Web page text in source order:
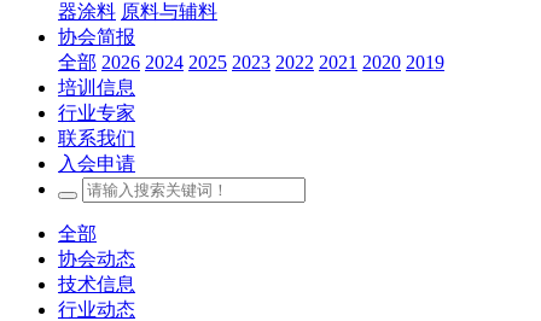
器涂料 原料与辅料
协会简报
全部 2026 2024 2025 2023 2022 2021 2020 2019
培训信息
行业专家
联系我们
入会申请
全部
协会动态
技术信息
行业动态